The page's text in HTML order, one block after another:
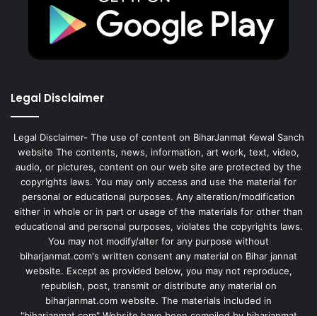
Legal Disclaimer
Legal Disclaimer- The use of content on BiharJanmat Kewal Sanch
website The contents, news, information, art work, text, video,
audio, or pictures, content on our web site are protected by the
copyrights laws. You may only access and use the material for
personal or educational purposes. Any alteration/modification
either in whole or in part or usage of the materials for other than
educational and personal purposes, violates the copyrights laws.
You may not modify/alter for any purpose without
biharjanmat.com's written consent any material on Bihar jannat
website. Except as provided below, you may not reproduce,
republish, post, transmit or distribute any material on
biharjanmat.com website. The materials included in